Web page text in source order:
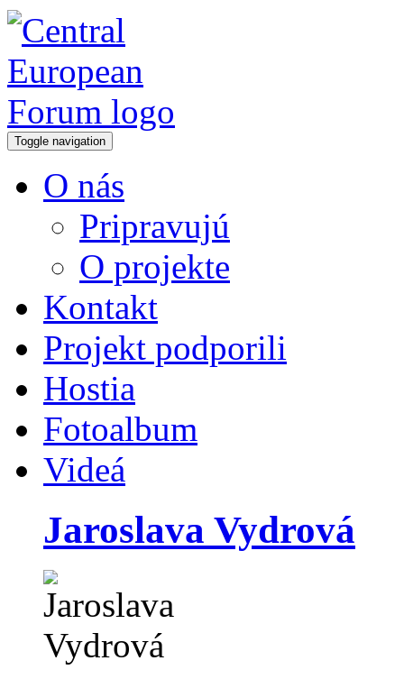
Toggle navigation
O nás
Pripravujú
O projekte
Kontakt
Projekt podporili
Hostia
Fotoalbum
Videá
Jaroslava Vydrová